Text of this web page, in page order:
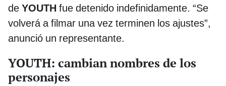
de YOUTH fue detenido indefinidamente. “Se
volverá a filmar una vez terminen los ajustes”,
anunció un representante.
YOUTH: cambian nombres de los
personajes